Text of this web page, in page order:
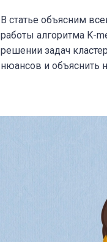
В статье объясним
работы алгоритма K-
решении задач
нюансов и объяснить